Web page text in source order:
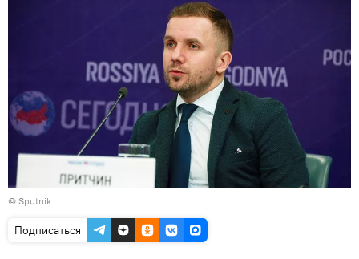
© Sputnik
Подписаться